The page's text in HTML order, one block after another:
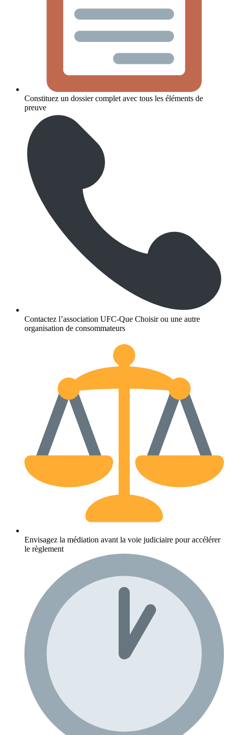
Constituez un dossier complet avec tous les éléments de
preuve
Contactez l’association UFC-Que Choisir ou une autre
organisation de consommateurs
Envisagez la médiation avant la voie judiciaire pour accélérer
le règlement